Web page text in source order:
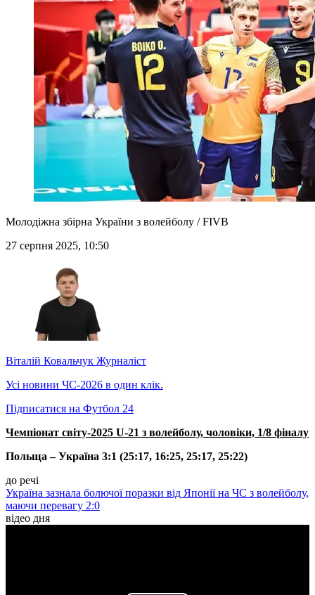
Молодіжна збірна України з волейболу / FIVB
27 серпня 2025, 10:50
Віталій Ковальчук Журналіст
Усі новини ЧС-2026 в один клік.
Підписатися на Футбол 24
Чемпіонат світу-2025 U-21 з волейболу, чоловіки, 1/8 фіналу
Польща – Україна 3:1 (25:17, 16:25, 25:17, 25:22)
до речі
Україна зазнала болючої поразки від Японії на ЧС з волейболу,
маючи перевагу 2:0
відео дня